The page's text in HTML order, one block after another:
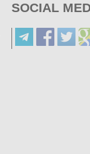
SOCIAL